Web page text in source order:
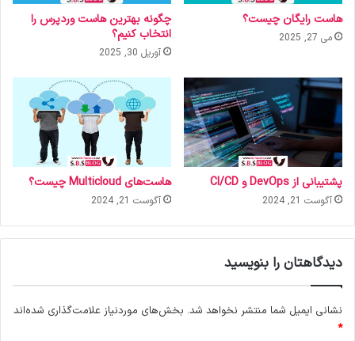
هاست رایگان چیست؟
می 27, 2025
چگونه بهترین هاست وردپرس را
انتخاب کنیم؟
آوریل 30, 2025
پشتیبانی از DevOps و CI/CD
آگوست 21, 2024
هاست‌های Multicloud چیست؟
آگوست 21, 2024
دیدگاهتان را بنویسید
نشانی ایمیل شما منتشر نخواهد شد. بخش‌های موردنیاز علامت‌گذاری شده‌اند
*